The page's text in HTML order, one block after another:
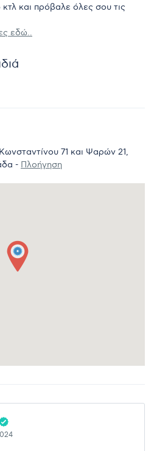
και πρόβαλε όλες σου τις
εδώ..
71 και Ψαρών 21,
- Πλοήγηση